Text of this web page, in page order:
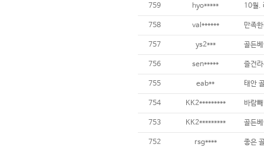
759 hyo*****
758 val******
757 ys2*** 골든
756 sen***** 즐건
755 eab** 태안
754 KK2********* 바람
753 KK2********* 골든
752 rsg**** 좋은